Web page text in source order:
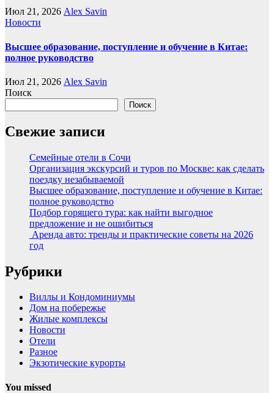
Июл 21, 2026 Alex Savin
Новости
Высшее образование, поступление и обучение в Китае:
полное руководство
Июл 21, 2026 Alex Savin
Поиск
Поиск
Свежие записи
Семейные отели в Сочи
Организация экскурсий и туров по Москве: как сделать
поездку незабываемой
Высшее образование, поступление и обучение в Китае:
полное руководство
Подбор горящего тура: как найти выгодное
предложение и не ошибиться
Аренда авто: тренды и практические советы на 2026
год
Рубрики
Виллы и Кондоминиумы
Дом на побережье
Жилые комплексы
Новости
Отели
Разное
Экзотические курорты
You missed